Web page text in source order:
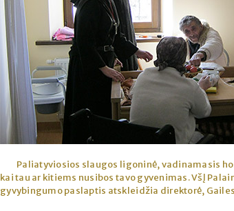
Paliatyviosios slaugos ligoninė, vadinamasis
kai tau ar kitiems nusibos tavo gyvenimas. VšĮ
gyvybingumo paslaptis atskleidžia direktorė,